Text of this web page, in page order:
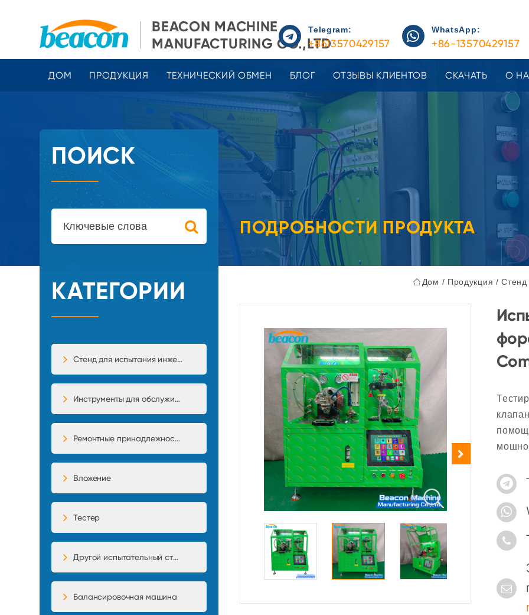
BEACON MACHINE
MANUFACTURING CO.,LTD
Telegram:
+8613570429157
WhatsApp:
+86-13570429157
ДОМ ПРОДУКЦИЯ ТЕХНИЧЕСКИЙ ОБМЕН БЛОГ ОТЗЫВЫ КЛИЕНТОВ СКАЧАТЬ О
ПОДРОБНОСТИ ПРОДУКТА
Дом / Продукция /
ПОИСК
КАТЕГОРИИ
Стенд для испытания инжекторного насоса
Инструменты для обслуживания
Ремонтные принадлежности
Вложение
Тестер
Другой испытательный стенд
Балансировочная машина